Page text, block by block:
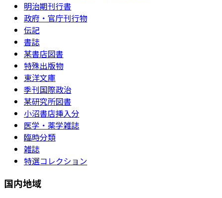
明治期刊行書
政府・官庁刊行物
伝記
書誌
某書店図書
特殊出版物
東洋文庫
季刊国際政治
某研究所図書
小沼書店挿入分
医学・薬学雑誌
臨時分類
雑誌
特選コレクション
国内地域